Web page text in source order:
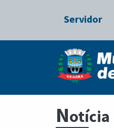
Servidor
Notícia